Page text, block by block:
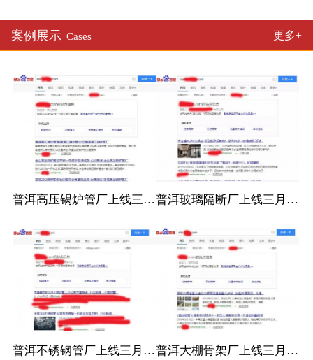
案例展示 Cases 更多+
普洱高压锅炉管厂上线三月百度收录 普洱玻璃隔断厂上线三月百度收录
普洱不锈钢管厂上线三月百度收录 普洱大棚骨架厂上线三月百度收录